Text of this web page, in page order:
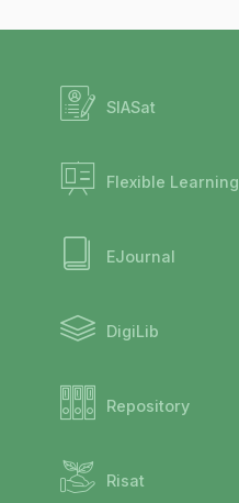
SIASat
Flexible Learning
EJournal
DigiLib
Repository
Risat